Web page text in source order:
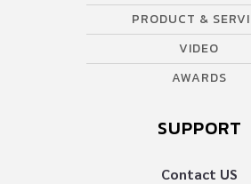
PRODUCT &
VIDEO
AWARDS
SUPPORT
Contact US